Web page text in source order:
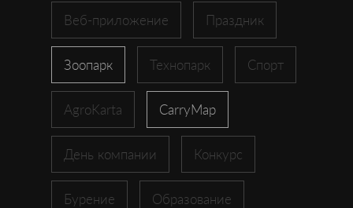
Веб-приложение Праздник
Зоопарк Технопарк Спорт
AgroKarta CarryMap
День компании Конкурс
Бурение Образование